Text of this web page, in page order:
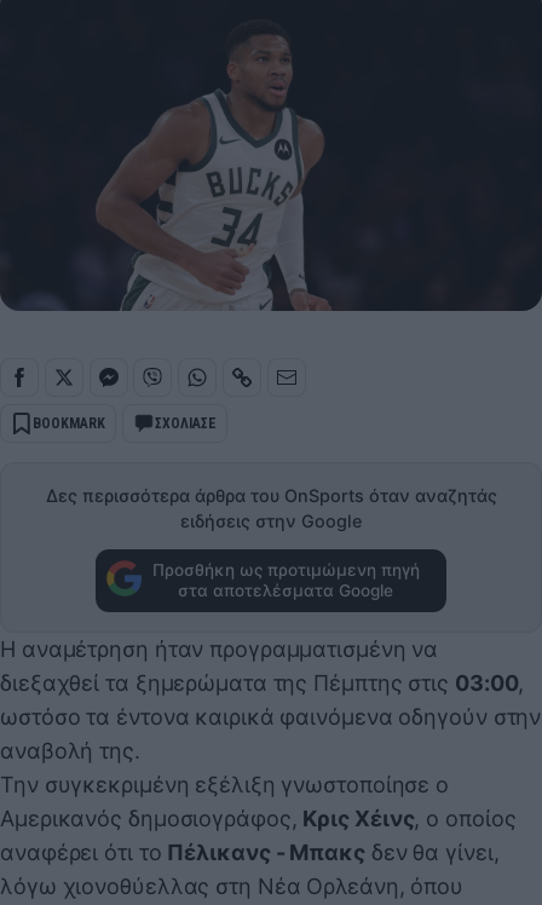
BOOKMARK ΣΧΟΛΙΑΣΕ
Δες περισσότερα άρθρα του OnSports όταν αναζητάς
ειδήσεις στην Google
Προσθήκη ως προτιμώμενη πηγή
στα αποτελέσματα Google
Η αναμέτρηση ήταν προγραμματισμένη να
διεξαχθεί τα ξημερώματα της Πέμπτης στις 03:00,
ωστόσο τα έντονα καιρικά φαινόμενα οδηγούν στην
αναβολή της.
Την συγκεκριμένη εξέλιξη γνωστοποίησε ο
Αμερικανός δημοσιογράφος, Κρις Χέινς, ο οποίος
αναφέρει ότι το Πέλικανς - Μπακς δεν θα γίνει,
λόγω χιονοθύελλας στη Νέα Ορλεάνη, όπου